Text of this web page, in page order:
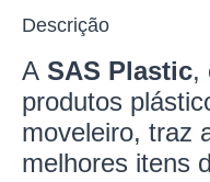
Descrição
A SAS Plastic,
produtos
moveleiro, traz
melhores itens